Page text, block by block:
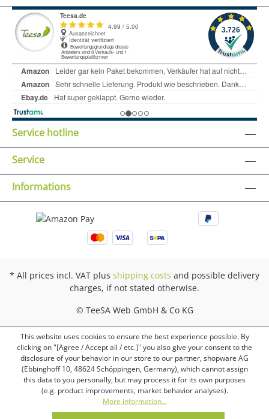
Service hotline
Service
Informations
* All prices incl. VAT plus shipping costs and possible delivery
charges, if not stated otherwise.
© TeeSA Web GmbH & Co KG
This website uses cookies to ensure the best experience possible. By
clicking on "[Agree / Accept all / etc.]" you also give your consent to the
disclosure of your behavior in our store to our partner, shopware AG
(Ebbinghoff 10, 48624 Schöppingen, Germany), which cannot assign
this data to you personally, but may process it for its own purposes
(e.g. product improvements, market behavior analyses).
More information...